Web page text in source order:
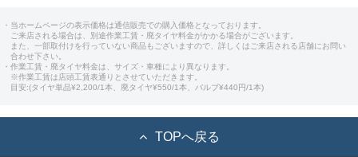
・当ホームページの表示価格は通信販売での購入価格となっております。
ご来店される場合は、別途作業工賃・廃タイヤ料金がかかる場合がございます。
また、一部取付けを行っていない商品もございますので、詳しくはご来店される店舗にお問い
合わせ下さい。
・作業工賃・廃タイヤ料金は、サイズ・車種により異なります。
※作業工賃は店頭工賃表通りとさせていただきます。
目安:(タイヤ単品¥2,200/1本、廃タイヤ¥550/1本、バルブ¥440円/1本)
TOPへ戻る